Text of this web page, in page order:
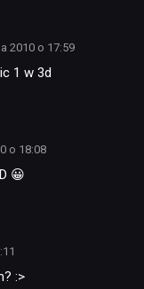
2010 o 17:59
1 w 3d
o 18:08
😀
:>